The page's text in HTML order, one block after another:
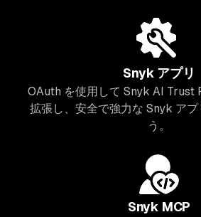
Snyk アプリ
OAuth を使用して Snyk AI Trust
拡張し、安全で強力な Snyk アプ
う。
Snyk MCP